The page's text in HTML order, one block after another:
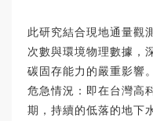
此研究結合現地通量觀
次數與環境物理數據，
碳固存能力的嚴重影響
危急情況：即在台灣高
期，持續的低落的地下